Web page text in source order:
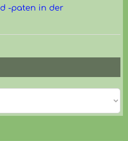
-paten in der